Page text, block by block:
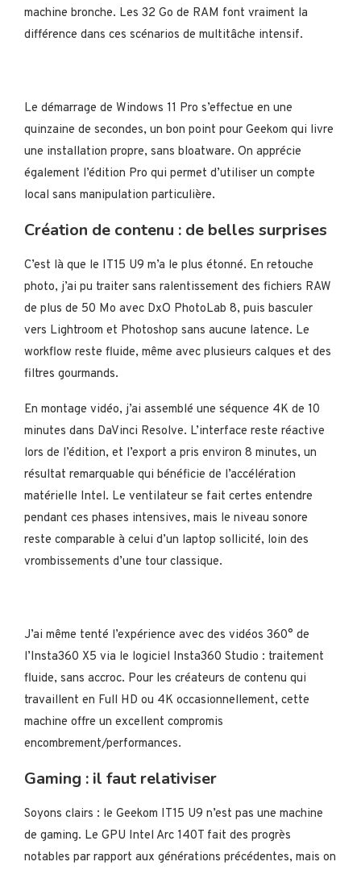
machine bronche. Les 32 Go de RAM font vraiment la
différence dans ces scénarios de multitâche intensif.
Le démarrage de Windows 11 Pro s’effectue en une
quinzaine de secondes, un bon point pour Geekom qui livre
une installation propre, sans bloatware. On apprécie
également l’édition Pro qui permet d’utiliser un compte
local sans manipulation particulière.
Création de contenu : de belles surprises
C’est là que le IT15 U9 m’a le plus étonné. En retouche
photo, j’ai pu traiter sans ralentissement des fichiers RAW
de plus de 50 Mo avec DxO PhotoLab 8, puis basculer
vers Lightroom et Photoshop sans aucune latence. Le
workflow reste fluide, même avec plusieurs calques et des
filtres gourmands.
En montage vidéo, j’ai assemblé une séquence 4K de 10
minutes dans DaVinci Resolve. L’interface reste réactive
lors de l’édition, et l’export a pris environ 8 minutes, un
résultat remarquable qui bénéficie de l’accélération
matérielle Intel. Le ventilateur se fait certes entendre
pendant ces phases intensives, mais le niveau sonore
reste comparable à celui d’un laptop sollicité, loin des
vrombissements d’une tour classique.
J’ai même tenté l’expérience avec des vidéos 360° de
l’Insta360 X5 via le logiciel Insta360 Studio : traitement
fluide, sans accroc. Pour les créateurs de contenu qui
travaillent en Full HD ou 4K occasionnellement, cette
machine offre un excellent compromis
encombrement/performances.
Gaming : il faut relativiser
Soyons clairs : le Geekom IT15 U9 n’est pas une machine
de gaming. Le GPU Intel Arc 140T fait des progrès
notables par rapport aux générations précédentes, mais on